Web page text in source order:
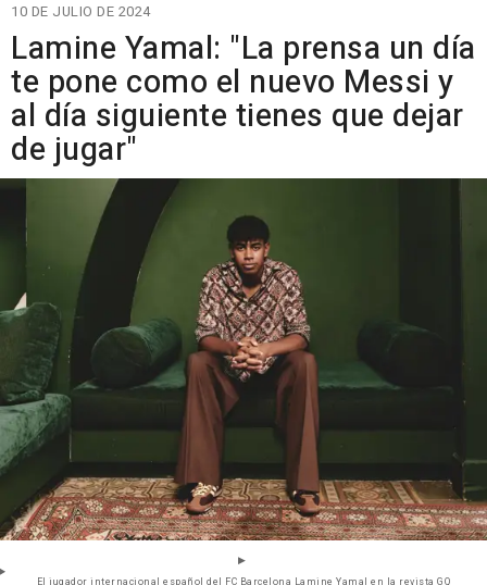
10 DE JULIO DE 2024
Lamine Yamal: "La prensa un día
te pone como el nuevo Messi y
al día siguiente tienes que dejar
de jugar"
El jugador internacional español del FC Barcelona Lamine Yamal en la revista GQ